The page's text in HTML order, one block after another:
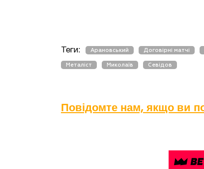
Теги: Арановський Договірні матчі
Металіст Миколаїв Севідов
Повідомте нам, якщо ви